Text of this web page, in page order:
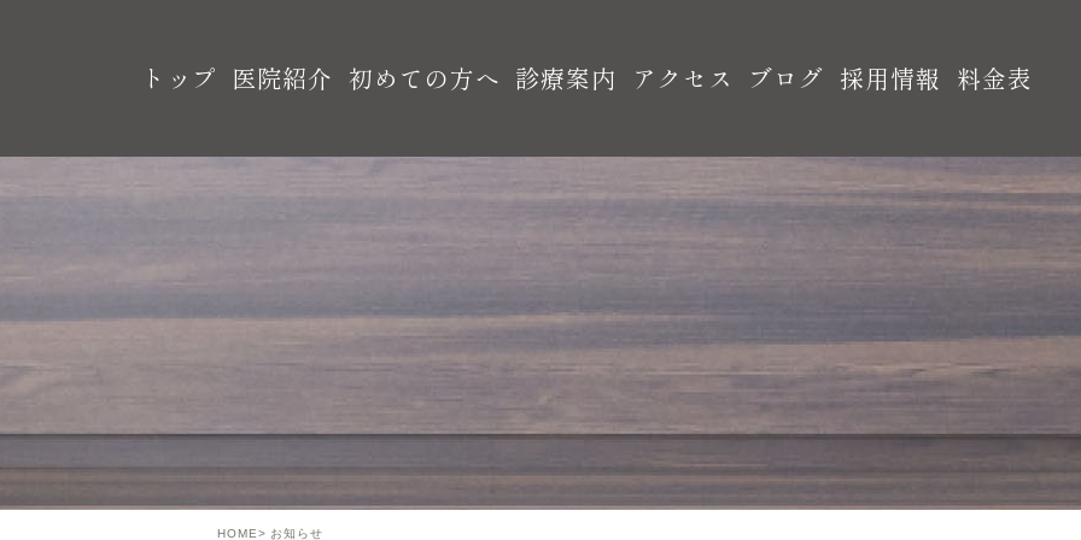
トップ 医院紹介 初めての方へ 診療案内 アクセス ブログ 採用情報 料金表
HOME お知らせ